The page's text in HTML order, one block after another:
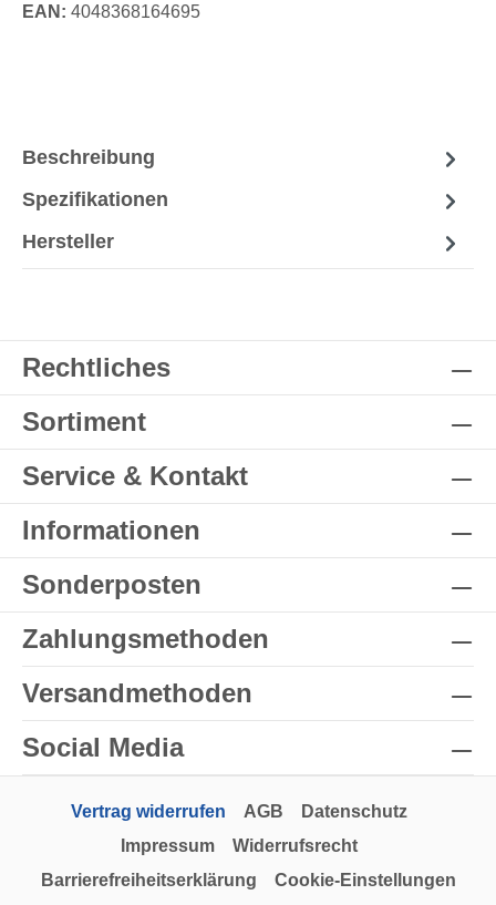
EAN: 4048368164695
Beschreibung
Spezifikationen
Hersteller
Rechtliches
Sortiment
Service & Kontakt
Informationen
Sonderposten
Zahlungsmethoden
Versandmethoden
Social Media
Vertrag widerrufen AGB
Datenschutz
Impressum
Widerrufsrecht
Barrierefreiheitserklärung
Cookie-Einstellungen